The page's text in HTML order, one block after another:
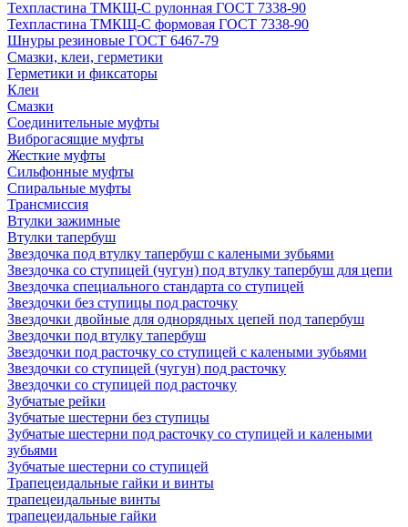
Техпластина ТМКЩ-С рулонная ГОСТ 7338-90
Техпластина ТМКЩ-С формовая ГОСТ 7338-90
Шнуры резиновые ГОСТ 6467-79
Смазки, клеи, герметики
Герметики и фиксаторы
Клеи
Смазки
Соединительные муфты
Виброгасящие муфты
Жесткие муфты
Сильфонные муфты
Спиральные муфты
Трансмиссия
Втулки зажимные
Втулки тапербуш
Звездочка под втулку тапербуш c калеными зубьями
Звездочка со ступицей (чугун) под втулку тапербуш для цепи
Звездочка специального стандарта со ступицей
Звездочки без ступицы под расточку
Звездочки двойные для однорядных цепей под тапербуш
Звездочки под втулку тапербуш
Звездочки под расточку со ступицей с калеными зубьями
Звездочки со ступицей (чугун) под расточку
Звездочки со ступицей под расточку
Зубчатые рейки
Зубчатые шестерни без ступицы
Зубчатые шестерни под расточку со ступицей и калеными
зубьями
Зубчатые шестерни со ступицей
Трапецеидальные гайки и винты
трапецеидальные винты
трапецеидальные гайки